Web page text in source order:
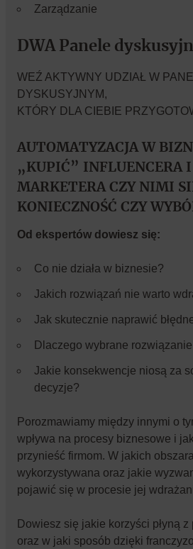
Zarządzanie
DWA Panele dyskusyjn
WEŹ AKTYWNY UDZIAŁ W
DYSKUSYJNYM,
KTÓRY DLA CIEBIE
AUTOMATYZACJA W
„KUPIĆ” INFLUENCERA
MARKETERA CZY NIMI
KONIECZNOŚĆ CZY
Od ekspertów dowiesz się:
Co nie działa w biznesie?
Jakich rozwiązań nie warto
Jak skutecznie naprawić
Dlaczego wybrane rozwiązanie
Jakie konsekwencje niosą za
decyzje?
Porozmawiamy między innymi o
wpływa na procesy biznesowe i
przynieść firmom. W jakich
wykorzystywana oraz jakie
pojawić się w procesie jej
Dowiesz się jakie korzyści płyną
oraz w jaki sposób dzięki